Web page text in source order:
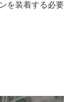
を装着する必要